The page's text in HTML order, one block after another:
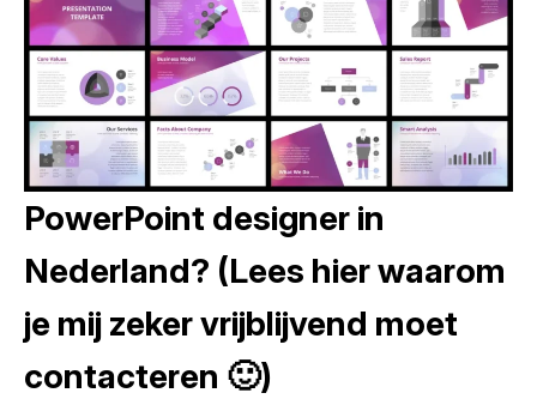
PowerPoint designer in
Nederland? (Lees hier waarom
je mij zeker vrijblijvend moet
contacteren 🙂)